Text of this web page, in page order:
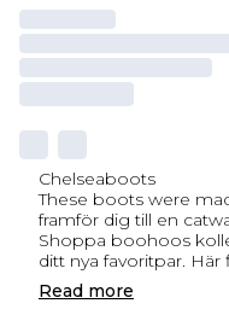
Chelseaboots
These boots were
framför dig till en
Shoppa boohoos
ditt nya favoritpar. Här
Read more